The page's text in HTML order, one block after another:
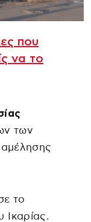
που
να το
των
το
Ικαρίας.